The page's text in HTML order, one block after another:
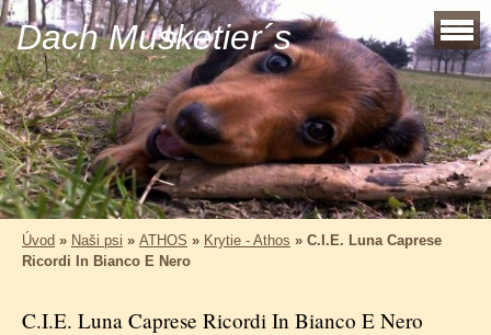
Dach Musketier´s
Úvod » Naši psi » ATHOS » Krytie - Athos » C.I.E. Luna Caprese
Ricordi In Bianco E Nero
C.I.E. Luna Caprese Ricordi In Bianco E Nero